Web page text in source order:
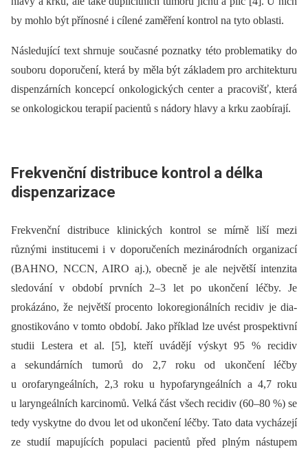
by mohlo být přínosné i cílené zaměření kontrol na tyto oblasti.
Následující text shrnuje současné poznatky této problematiky do
souboru doporučení, která by měla být základem pro architekturu
dispenzárních koncepcí onkologických center a pracovišť, která
se onkologickou terapií pacientů s nádory hlavy a krku zaobírají.
Frekvenční distribuce kontrol a délka
dispenzarizace
Frekvenční distribuce klinických kontrol se mírně liší mezi
různými institucemi i v doporučeních mezinárodních organizací
(BAHNO, NCCN, AIRO aj.), obecně je ale největší intenzita
sledování v období prvních 2–3 let po ukončení léčby. Je
prokázáno, že největší procento lokoregionálních recidiv je dia­
gnostikováno v tomto období. Jako příklad lze uvést prospektivní
studii Lestera et al. [5], kteří uvádějí výskyt 95 % recidiv
a sekundárních tumorů do 2,7 roku od ukončení léčby
u orofaryngeálních, 2,3 roku u hypofaryngeálních a 4,7 roku
u laryngeálních karcinomů. Velká část všech recidiv (60–80 %) se
tedy vyskytne do dvou let od ukončení léčby. Tato data vycházejí
ze studií mapujících populaci pacientů před plným nástupem